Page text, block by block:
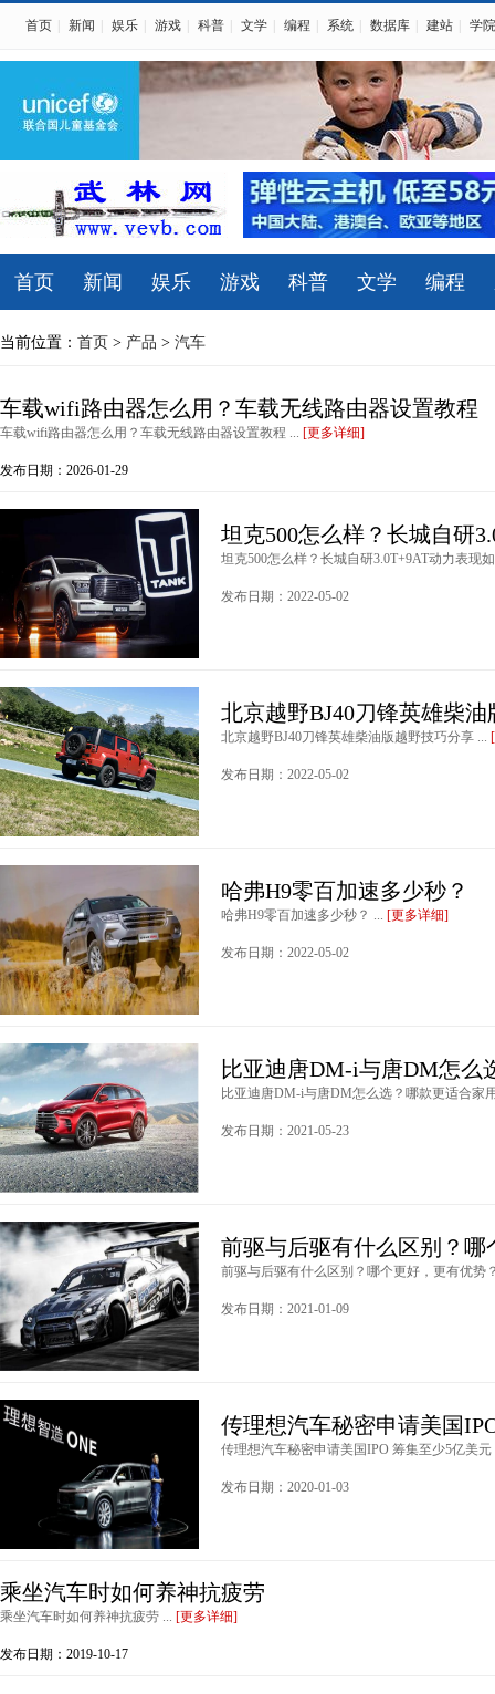
首页 新闻 娱乐 游戏 科普 文学 编程 系统 数据库 建站 学院
首页 新闻 娱乐 游戏 科普 文学 编程
当前位置： 首页 > 产品 > 汽车
车载wifi路由器怎么用？车载无线路由器设置教程
车载wifi路由器怎么用？车载无线路由器设置教程 ... [更多详细]
发布日期：2026-01-29
坦克500怎么样？长城自研
坦克500怎么样？长城自研3.0T+9AT动力表现
发布日期：2022-05-02
北京越野BJ40刀锋英雄柴
北京越野BJ40刀锋英雄柴油版越野技巧分享 ...
发布日期：2022-05-02
哈弗H9零百加速多少秒？
哈弗H9零百加速多少秒？ ... [更多详细]
发布日期：2022-05-02
比亚迪唐DM-i与唐DM怎么
比亚迪唐DM-i与唐DM怎么选？哪款更适合家
发布日期：2021-05-23
前驱与后驱有什么区别？哪
前驱与后驱有什么区别？哪个更好，更有优势
发布日期：2021-01-09
传理想汽车秘密申请美国
传理想汽车秘密申请美国IPO 筹集至少5亿美
发布日期：2020-01-03
乘坐汽车时如何养神抗疲劳
乘坐汽车时如何养神抗疲劳 ... [更多详细]
发布日期：2019-10-17